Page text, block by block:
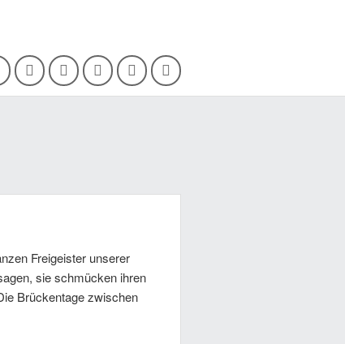
Freigeister unserer
sie schmücken ihren
Brückentage zwischen